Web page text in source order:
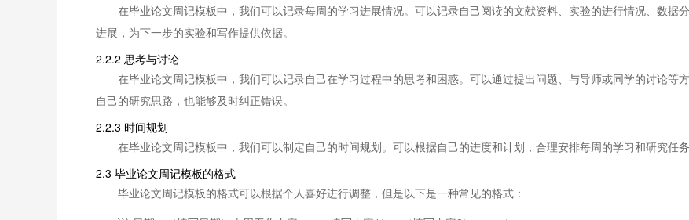
在毕业论文周记模板中，我们可以记录每周的学习进展情况。可以记录自己阅读的文献资料、实验的进行情况、数据
进展，为下一步的实验和写作提供依据。
2.2.2 思考与讨论
在毕业论文周记模板中，我们可以记录自己在学习过程中的思考和困惑。可以通过提出问题、与导师或同学的讨论等
自己的研究思路，也能够及时纠正错误。
2.2.3 时间规划
在毕业论文周记模板中，我们可以制定自己的时间规划。可以根据自己的进度和计划，合理安排每周的学习和研究任
2.3 毕业论文周记模板的格式
毕业论文周记模板的格式可以根据个人喜好进行调整，但是以下是一种常见的格式：